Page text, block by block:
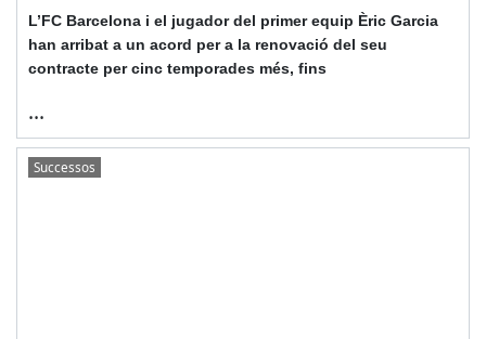
L’FC Barcelona i el jugador del primer equip Èric Garcia
han arribat a un acord per a la renovació del seu
contracte per cinc temporades més, fins
...
Successos